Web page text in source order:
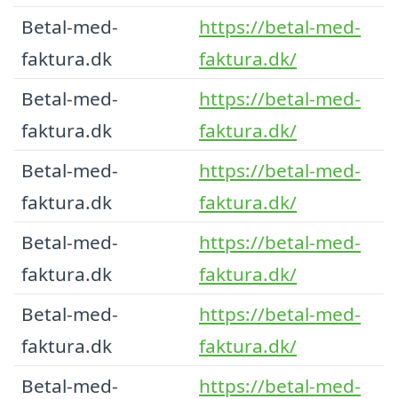
Betal-med-
faktura.dk
https://betal-med-
faktura.dk/
Betal-med-
faktura.dk
https://betal-med-
faktura.dk/
Betal-med-
faktura.dk
https://betal-med-
faktura.dk/
Betal-med-
faktura.dk
https://betal-med-
faktura.dk/
Betal-med-
faktura.dk
https://betal-med-
faktura.dk/
Betal-med-
https://betal-med-